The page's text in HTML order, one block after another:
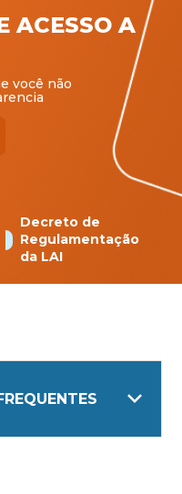
ACESSO A
você não
Decreto de
Regulamentação
da LAI